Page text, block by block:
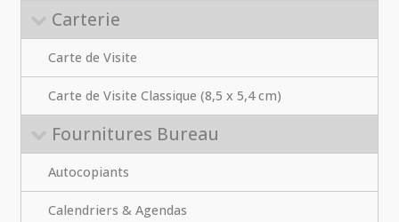
Carterie
Carte de Visite
Carte de Visite Classique (8,5 x 5,4 cm)
Fournitures Bureau
Autocopiants
Calendriers & Agendas